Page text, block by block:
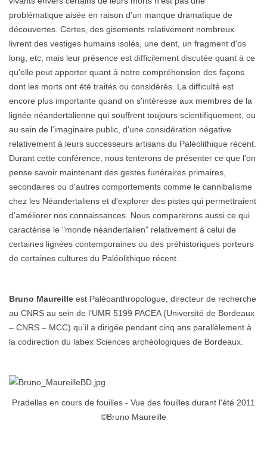
problématique aisée en raison d'un manque dramatique de
découvertes. Certes, des gisements relativement nombreux
livrent des vestiges humains isolés, une dent, un fragment d'os
long, etc, mais leur présence est difficilement discutée quant à ce
qu'elle peut apporter quant à notre compréhension des façons
dont les morts ont été traités ou considérés. La difficulté est
encore plus importante quand on s'intéresse aux membres de la
lignée néandertalienne qui souffrent toujours scientifiquement, ou
au sein de l'imaginaire public, d'une considération négative
relativement à leurs successeurs artisans du Paléolithique récent.
Durant cette conférence, nous tenterons de présenter ce que l'on
pense savoir maintenant des gestes funéraires primaires,
secondaires ou d'autres comportements comme le cannibalisme
chez les Néandertaliens et d'explorer des pistes qui permettraient
d'améliorer nos connaissances. Nous comparerons aussi ce qui
caractérise le "monde néandertalien" relativement à celui de
certaines lignées contemporaines ou des préhistoriques porteurs
de certaines cultures du Paléolithique récent.
Bruno Maureille est Paléoanthropologue, directeur de recherche
au CNRS au sein de l’UMR 5199 PACEA (Université de Bordeaux
– CNRS – MCC) qu’il a dirigée pendant cinq ans parallèlement à
la codirection du labex Sciences archéologiques de Bordeaux.
Pradelles en cours de fouilles - Vue des fouilles durant l'été 2011
©Bruno Maureille